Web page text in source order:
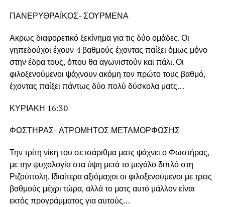
ΠΑΝΕΡΥΘΡΑΪΚΟΣ- ΣΟΥΡΜΕΝΑ
Ακρως διαφορετικό ξεκίνημα για τις δύο ομάδες. Οι
γηπεδούχοι έχουν 4 βαθμούς έχοντας παίξει όμως μόνο
στην έδρα τους, όπου θα αγωνιστούν και πάλι. Οι
φιλοξενούμενοι ψάχνουν ακόμη τον πρώτο τους βαθμό,
έχοντας παίξει πάντως δύο πολύ δύσκολα ματς…
ΚΥΡΙΑΚΗ 16:30
ΦΩΣΤΗΡΑΣ- ΑΤΡΟΜΗΤΟΣ ΜΕΤΑΜΟΡΦΩΣΗΣ
Την τρίτη νίκη του σε ισάριθμα ματς ψάχνει ο Φωστήρας,
με την ψυχολογία στα ύψη μετά το μεγάλο διπλό στη
Ριζούπολη. Ιδιαίτερα αξιόμαχοι οι φιλοξενούμενοι με τρεις
βαθμούς μέχρι τώρα, αλλά το ματς αυτό μάλλον είναι
εκτός προγράμματος για αυτούς…